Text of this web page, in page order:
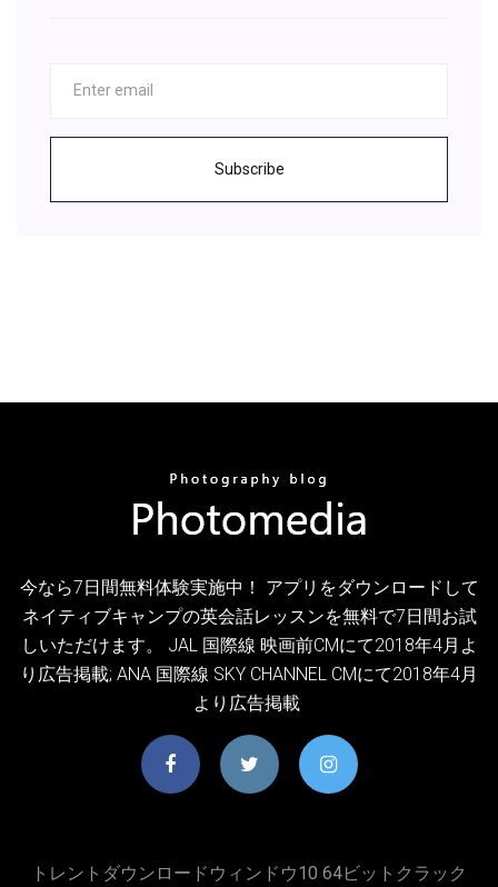
Subscribe
今なら7日間無料体験実施中！ アプリをダウンロードして
ネイティブキャンプの英会話レッスンを無料で7日間お試
しいただけます。 JAL 国際線 映画前CMにて2018年4月よ
り広告掲載; ANA 国際線 SKY CHANNEL CMにて2018年4月
より広告掲載
トレントダウンロードウィンドウ10 64ビットクラック